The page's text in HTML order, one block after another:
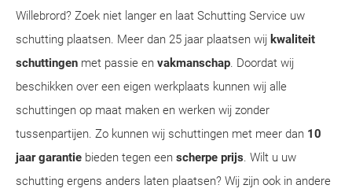
Willebrord? Zoek niet langer en laat Schutting Service uw
schutting plaatsen. Meer dan 25 jaar plaatsen wij kwaliteit
schuttingen met passie en vakmanschap. Doordat wij
beschikken over een eigen werkplaats kunnen wij alle
schuttingen op maat maken en werken wij zonder
tussenpartijen. Zo kunnen wij schuttingen met meer dan 10
jaar garantie bieden tegen een scherpe prijs. Wilt u uw
schutting ergens anders laten plaatsen? Wij zijn ook in andere